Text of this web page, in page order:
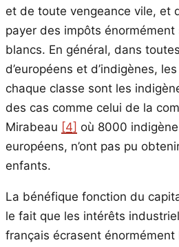
et de toute vengeance vile, et
payer des impôts
blancs. En général, dans
d’européens et d’indigènes,
chaque classe sont les
des cas comme celui de la
Mirabeau [4] où 8000
européens, n’ont pas pu
enfants.
La bénéfique fonction du
le fait que les intérêts
français écrasent énormément